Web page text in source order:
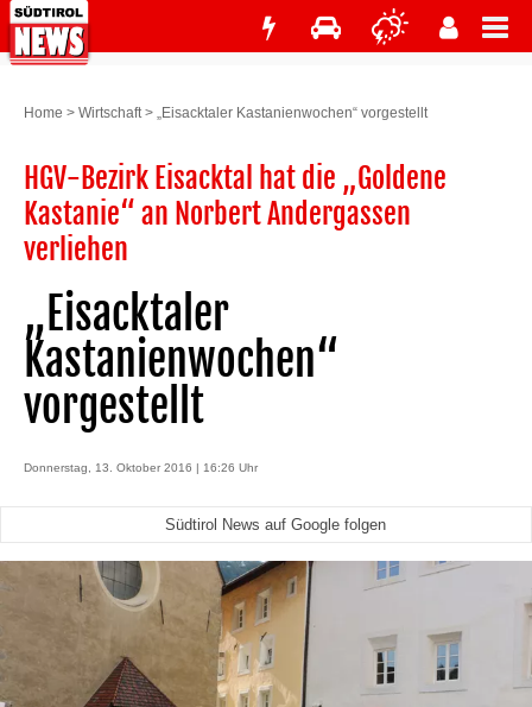
Home > Wirtschaft> „Eisacktaler Kastanienwochen“ vorgestellt
HGV-Bezirk Eisacktal hat die „Goldene
Kastanie“ an Norbert Andergassen
verliehen
„Eisacktaler
Kastanienwochen“
vorgestellt
Donnerstag, 13. Oktober 2016 | 16:26 Uhr
Südtirol News auf Google folgen